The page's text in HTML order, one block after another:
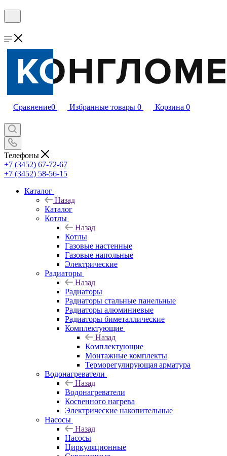
Сравнение0 Избранные товары 0 Корзина 0
Телефоны
+7 (3452) 67-72-67
+7 (3452) 58-56-15
Каталог
Назад
Каталог
Котлы
Назад
Котлы
Газовые настенные
Газовые напольные
Электрические
Радиаторы
Назад
Радиаторы
Радиаторы стальные панельные
Радиаторы алюминиевые
Радиаторы биметаллические
Комплектующие
Назад
Комплектующие
Монтажные комплекты
Терморегулирующая арматура
Водонагреватели
Назад
Водонагреватели
Косвенного нагрева
Электрические накопительные
Насосы
Назад
Насосы
Циркуляционные